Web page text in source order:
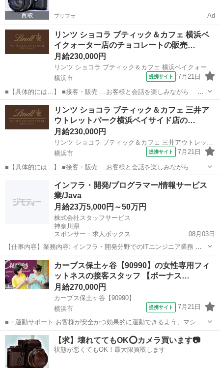
プリフラ Ad
リンツ ショコラ ブティック＆カフェ 横浜ベ
イクォーター店のチョコレートの販売…
月給230,000円
リンツ ショコラ ブティック＆カフェ 横浜ベイクォーター店
横浜市
提携サイト 7月21日
■【具体的には…】 ■接客・販売 …お客様と会話を楽しみながら チ
ョコレートをおすすめしていただきます。 「自分へのご褒美に」 「大
切な人へのプレゼントに」 お客様のすてきな想いを お手伝いできる楽
しさがあります。 ...
神奈川 横浜市
リンツ ショコラ ブティック＆カフェ 三井ア
ウトレットパーク横浜ベイサイド店の…
月給230,000円
リンツ ショコラ ブティック＆カフェ 三井アウトレットパーク横浜ベイサイド店
横浜市
提携サイト 7月21日
■【具体的には…】 ■接客・販売 …お客様と会話を楽しみながら チ
ョコレートをおすすめしていただきます。 「自分へのご褒美に」 「大
切な人へのプレゼントに」 お客様のすてきな想いを お手伝いできる楽
しさがあります。 ...
インフラ・開発/プログラマー/情報サービス
業/Java
月給23万5,000円～50万円
株式会社スタッフサービス
神奈川県
スポンサー：求人ボックス
08月03日
【仕事内容】業務内容: インフラ・開発分野でのITエンジニア業務 ・
これまでの経験分野を活かしたインフラまたは開発業務 ・サーバー、
ネットワークの運用保守、設計、構築対応 ・業務系Webアプリケーシ
ョンの実装、単体テスト、結合テス...
正社員
カーブス保土ヶ谷【90990】の女性専用フィ
ットネスの接客スタッフ 【ボーナス…
月給270,000円
カーブス保土ヶ谷【90990】
横浜市
提携サイト 7月21日
■・運動サポート お客様が安全かつ効果的に運動できるよう、マシン
の使い方をアドバイスします。運動が初めての方や苦手な方がほとん
どなので、難しい指導はありません。「今日はこの動きを意識しまし
ょう！」といったお声がけをしながら、...
神奈川 横浜市 その他
【求】壊れててもOK⭕️カメラ買います📷
状態が悪くてもOK！最大限買取します